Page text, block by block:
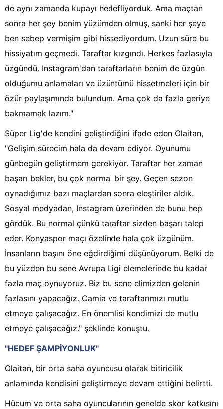
de aynı zamanda kupayı hedefliyorduk. Ama maçtan
sonra her şey benim yüzümden olmuş, sanki her şeye
ben sebep vermişim gibi hissediyordum. Uzun süre bu
hissiyatım geçmedi. Taraftar kızgındı. Herkes fazlasıyla
üzgündü. Instagram'dan taraftarların benim de üzgün
olduğumu anlamaları ve üzüntümü hissetmeleri için bir
özür paylaşımında bulundum. Ama çok da fazla geriye
bakmamak lazım."
Süper Lig'de kendini geliştirdiğini ifade eden Olaitan,
"Gelişim sürecim hala da devam ediyor. Oyunumu
günbegün geliştirmem gerekiyor. Taraftar her zaman
başarı bekler, bu çok normal bir şey. Geçen sezon
oynadığımız bazı maçlardan sonra eleştiriler aldık.
Sosyal medyadan, Instagram üzerinden de bunu hep
gördük. Bu normal çünkü taraftar sizden başarı talep
eder. Konyaspor maçı özelinde hala çok üzgünüm.
İnsanların başını öne eğdirdiğimi düşünüyorum. Belki de
bu yüzden bu sene Avrupa Ligi elemelerinde bu kadar
fazla maç oynuyoruz. Biz bu sene elimizden gelenin
fazlasını yapacağız. Camia ve taraftarımızı mutlu
etmeye çalışacağız. En önemlisi kendimizi de mutlu
etmeye çalışacağız." şeklinde konuştu.
"HEDEF ŞAMPİYONLUK"
Olaitan, bir orta saha oyuncusu olarak bitiricilik
anlamında kendisini geliştirmeye devam ettiğini belirtti.
Hücum ve orta saha oyuncularının genelde skor katkısını